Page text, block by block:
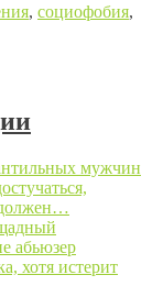
, социофобия,
мужчин
должен…
абьюзер
хотя истерит